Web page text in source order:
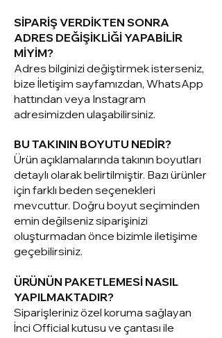
SİPARİŞ VERDİKTEN SONRA
ADRES DEĞİŞİKLİĞİ YAPABİLİR
MİYİM?
Adres bilginizi değiştirmek isterseniz,
bize İletişim sayfamızdan, WhatsApp
hattından veya Instagram
adresimizden ulaşabilirsiniz.
BU TAKININ BOYUTU NEDİR?
Ürün açıklamalarında takının boyutları
detaylı olarak belirtilmiştir. Bazı ürünler
için farklı beden seçenekleri
mevcuttur. Doğru boyut seçiminden
emin değilseniz siparişinizi
oluşturmadan önce bizimle iletişime
geçebilirsiniz.
ÜRÜNÜN PAKETLEMESİ NASIL
YAPILMAKTADIR?
Siparişleriniz özel koruma sağlayan
İnci Official kutusu ve çantası ile